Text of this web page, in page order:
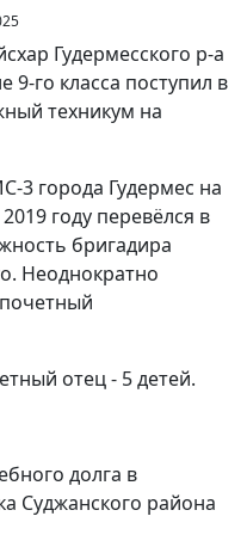
Гудермесского р-а
9-го класса поступил в
техникум на
3 города Гудермес на
году перевёлся в
бригадира
Неоднократно
отец - 5 детей.
долга в
Суджанского района